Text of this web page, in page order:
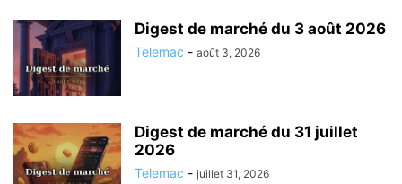
Digest de marché du 3 août 2026
Telemac - août 3, 2026
Digest de marché du 31 juillet
2026
Telemac - juillet 31, 2026